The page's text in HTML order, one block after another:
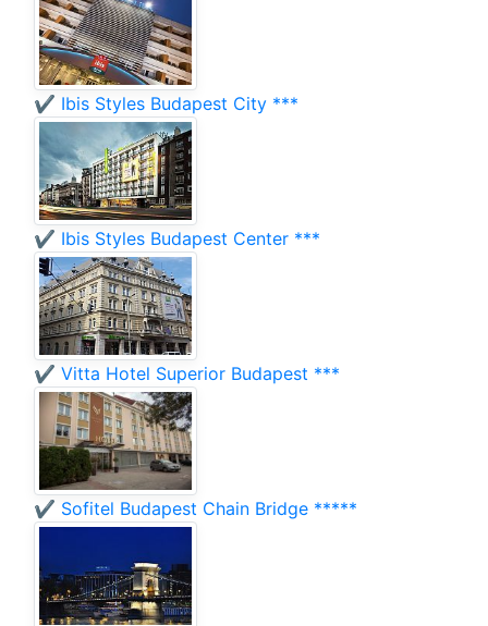
✔️ Ibis Styles Budapest City ***
✔️ Ibis Styles Budapest Center ***
✔️ Vitta Hotel Superior Budapest ***
✔️ Sofitel Budapest Chain Bridge *****